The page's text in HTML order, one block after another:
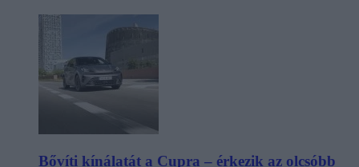
Bővíti kínálatát a Cupra – érkezik az olcsóbb